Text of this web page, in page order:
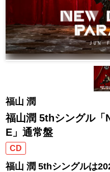
福山 潤
福山潤 5thシングル「
E」通常盤
CD
福山 潤 5thシングルは